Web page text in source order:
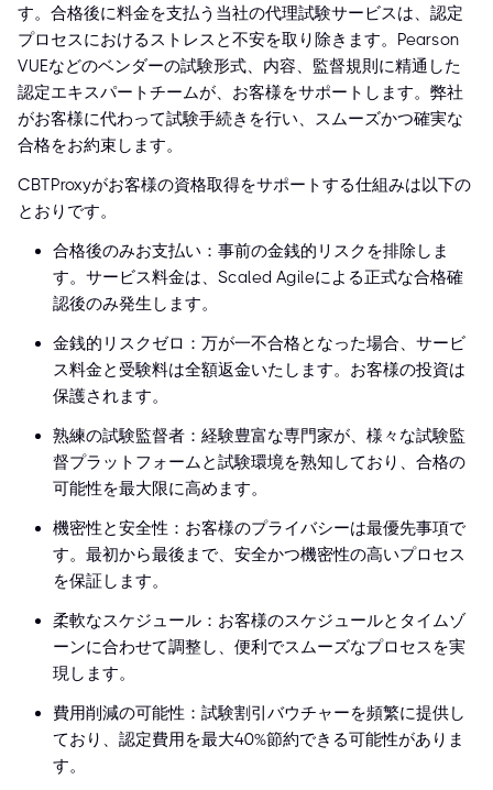
す。合格後に料金を支払う当社の代理試験サービスは、認定
プロセスにおけるストレスと不安を取り除きます。Pearson
VUEなどのベンダーの試験形式、内容、監督規則に精通した
認定エキスパートチームが、お客様をサポートします。弊社
がお客様に代わって試験手続きを行い、スムーズかつ確実な
合格をお約束します。
CBTProxyがお客様の資格取得をサポートする仕組みは以下の
とおりです。
合格後のみお支払い：事前の金銭的リスクを排除しま
す。サービス料金は、Scaled Agileによる正式な合格確
認後のみ発生します。
金銭的リスクゼロ：万が一不合格となった場合、サービ
ス料金と受験料は全額返金いたします。お客様の投資は
保護されます。
熟練の試験監督者：経験豊富な専門家が、様々な試験監
督プラットフォームと試験環境を熟知しており、合格の
可能性を最大限に高めます。
機密性と安全性：お客様のプライバシーは最優先事項で
す。最初から最後まで、安全かつ機密性の高いプロセス
を保証します。
柔軟なスケジュール：お客様のスケジュールとタイムゾ
ーンに合わせて調整し、便利でスムーズなプロセスを実
現します。
費用削減の可能性：試験割引バウチャーを頻繁に提供し
ており、認定費用を最大40%節約できる可能性がありま
す。